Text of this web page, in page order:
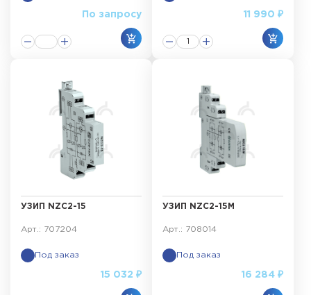
По запросу 11 990 ₽
УЗИП NZC2-15
Арт.: 707204
Под заказ
15 032 ₽
УЗИП NZC2-15M
Арт.: 708014
Под заказ
16 284 ₽